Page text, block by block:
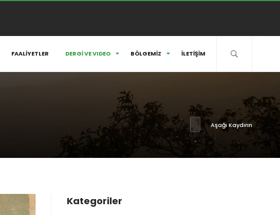
FAALİYETLER DERGİ VE VIDEO BÖLGEMİZ İLETİŞİM
Aşağı Kaydırın
Kategoriler